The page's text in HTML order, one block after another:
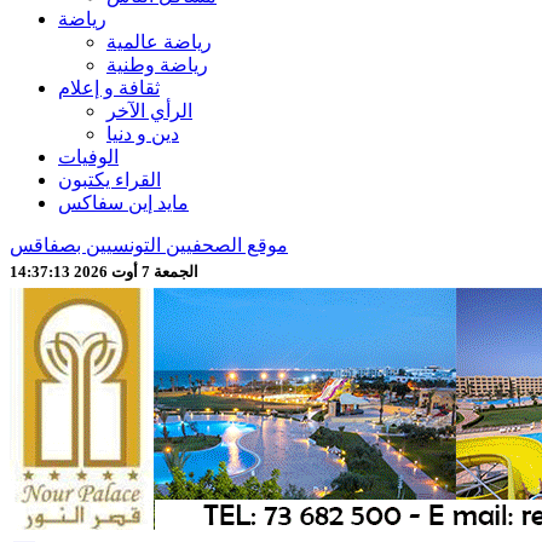
رياضة
رياضة عالمية
رياضة وطنية
ثقافة و إعلام
الرأي الآخر
دين و دنيا
الوفيات
القراء يكتبون
مايد إين سفاكس
موقع الصحفيين التونسيين بصفاقس
الجمعة 7 أوت 2026 14:37:15